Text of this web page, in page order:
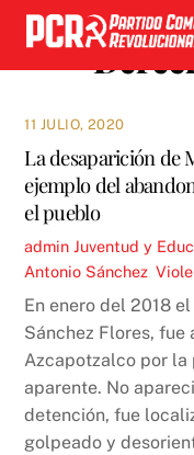
Skip
content
11 JULIO, 2020
La desaparición de
ejemplo del
el pueblo
admin Juventud y
Antonio Sánchez ,
En enero del 2018
Sánchez Flores,
Azcapotzalco por la
aparente. No
detención, fue
golpeado y